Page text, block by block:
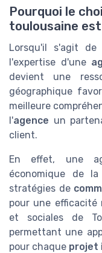
Pourquoi le
toulousaine
Lorsqu'il s'agit
l'expertise d'une
devient une
géographique
meilleure
l'agence un
client.
En effet, une
économique de
stratégies de
pour une efficacité
et sociales de
permettant une
pour chaque projet